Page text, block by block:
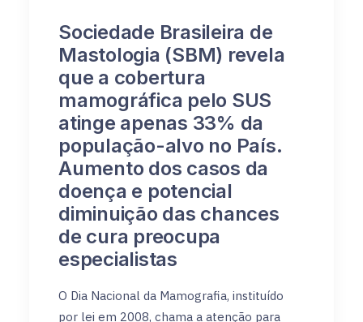
Sociedade Brasileira de
Mastologia (SBM) revela
que a cobertura
mamográfica pelo SUS
atinge apenas 33% da
população-alvo no País.
Aumento dos casos da
doença e potencial
diminuição das chances
de cura preocupa
especialistas
O Dia Nacional da Mamografia, instituído
por lei em 2008, chama a atenção para